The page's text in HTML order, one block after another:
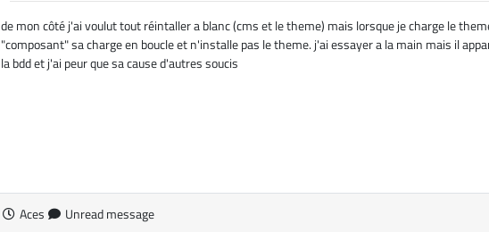
de mon côté j'ai voulut tout réintaller a blanc (cms et le theme) mais lorsque je charge le
"composant" sa charge en boucle et n'installe pas le theme. j'ai essayer a la main mais il
la bdd et j'ai peur que sa cause d'autres soucis
Aces Unread message